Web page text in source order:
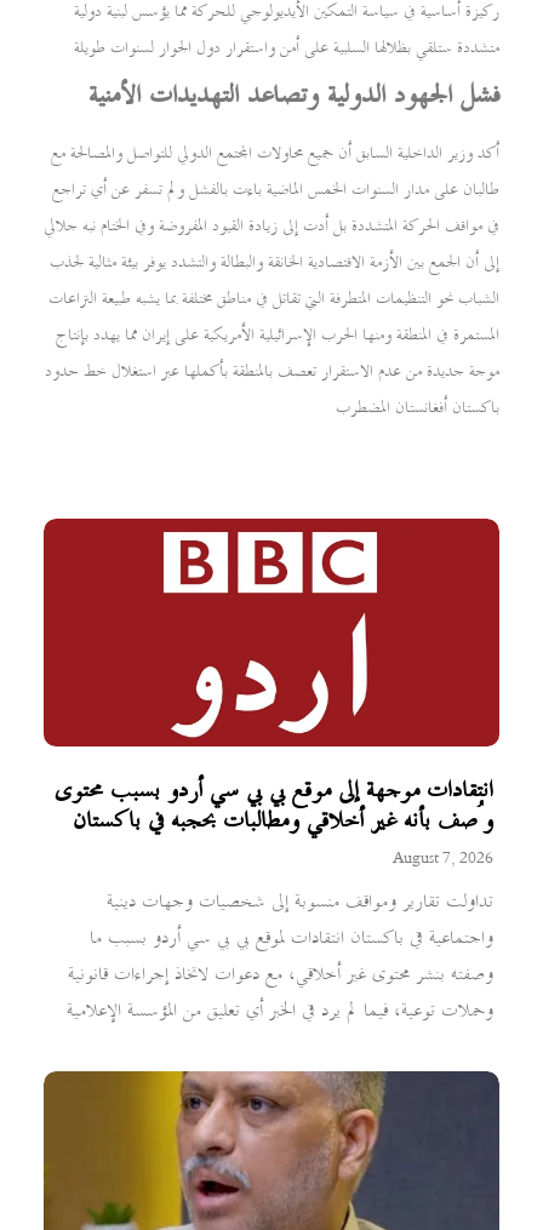
انتقادات موجهة إلى موقع بي بي سي أردو بسبب محتوى
وُصف بأنه غير أخلاقي ومطالبات بحجبه في باكستان
August 7, 2026
تداولت تقارير ومواقف منسوبة إلى شخصيات وجهات دينية
واجتماعية في باكستان انتقادات لموقع بي بي سي أردو بسبب ما
وصفته بنشر محتوى غير أخلاقي، مع دعوات لاتخاذ إجراءات قانونية
وحملات توعية، فيما لم يرد في الخبر أي تعليق من المؤسسة الإعلامية
ركيزة أساسية في سياسة التمكين الأيديولوجي للحركة مما يؤسس لبنية دولية
متشددة ستلقي بظلالها السلبية على أمن واستقرار دول الجوار لسنوات طويلة
فشل الجهود الدولية وتصاعد التهديدات الأمنية
أكد وزير الداخلية السابق أن جميع محاولات المجتمع الدولي للتواصل والمصالحة مع
طالبان على مدار السنوات الخمس الماضية باءت بالفشل ولم تسفر عن أي تراجع
في مواقف الحركة المتشددة بل أدت إلى زيادة القيود المفروضة وفي الختام نبه جلالي
إلى أن الجمع بين الأزمة الاقتصادية الخانقة والبطالة والتشدد يوفر بيئة مثالية لجذب
الشباب نحو التنظيمات المتطرفة التي تقاتل في مناطق مختلفة بما يشبه طبيعة النزاعات
المستمرة في المنطقة ومنها الحرب الإسرائيلية الأمريكية على إيران مما يهدد بإنتاج
موجة جديدة من عدم الاستقرار تعصف بالمنطقة بأكملها عبر استغلال خط حدود
باكستان أفغانستان المضطرب